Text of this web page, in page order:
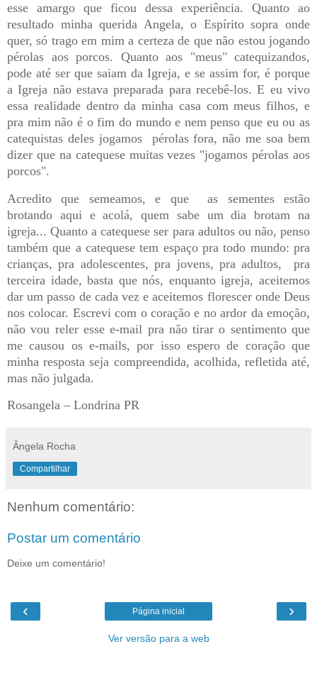
esse amargo que ficou dessa experiência. Quanto ao
resultado minha querida Angela, o Espírito sopra onde
quer, só trago em mim a certeza de que não estou jogando
pérolas aos porcos. Quanto aos "meus" catequizandos,
pode até ser que saiam da Igreja, e se assim for, é porque
a Igreja não estava preparada para recebê-los. E eu vivo
essa realidade dentro da minha casa com meus filhos, e
pra mim não é o fim do mundo e nem penso que eu ou as
catequistas deles jogamos
pérolas fora, não me soa bem
dizer que na catequese muitas vezes "jogamos pérolas aos
porcos".
Acredito que semeamos, e que
as sementes estão
brotando aqui e acolá, quem sabe um dia brotam na
igreja... Quanto a catequese ser para adultos ou não, penso
também que a catequese tem espaço pra todo mundo: pra
crianças, pra adolescentes, pra jovens, pra adultos,
pra
terceira idade, basta que nós, enquanto igreja, aceitemos
dar um passo de cada vez e aceitemos florescer onde Deus
nos colocar. Escrevi com o coração e no ardor da emoção,
não vou reler esse e-mail pra não tirar o sentimento que
me causou os e-mails, por isso espero de coração que
minha resposta seja compreendida, acolhida, refletida até,
mas não julgada.
Rosangela – Londrina PR
Ângela Rocha
Compartilhar
Nenhum comentário:
Postar um comentário
Deixe um comentário!
‹ ›
Página inicial
Ver versão para a web